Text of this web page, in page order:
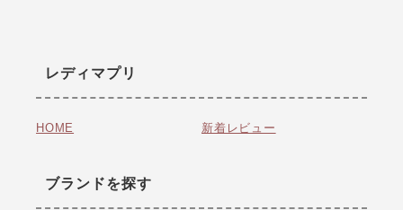
レディマプリ
HOME 新着レビュー
ブランドを探す